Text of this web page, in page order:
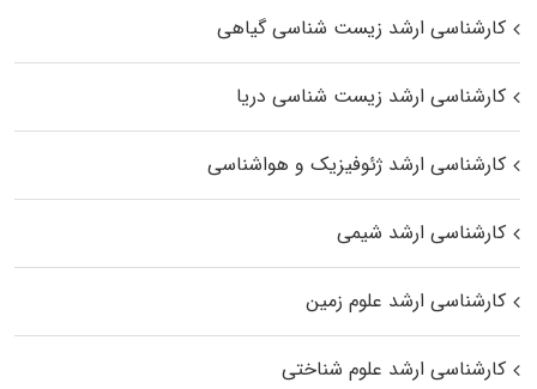
کارشناسی ارشد زیست‌ شناسی گیاهی
کارشناسی ارشد زیست‌ شناسی دریا
کارشناسی ارشد ژئوفیزیک و هواشناسی
کارشناسی ارشد شیمی
کارشناسی ارشد علوم زمین
کارشناسی ارشد علوم شناختی